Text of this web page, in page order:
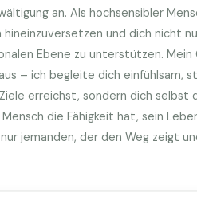
an. Als hochsensibler
und dich nicht
Ebene zu unterstützen. Mein
– ich begleite dich einfühlsam,
erreichst, sondern dich selbst
die Fähigkeit hat, sein
jemanden, der den Weg zeigt